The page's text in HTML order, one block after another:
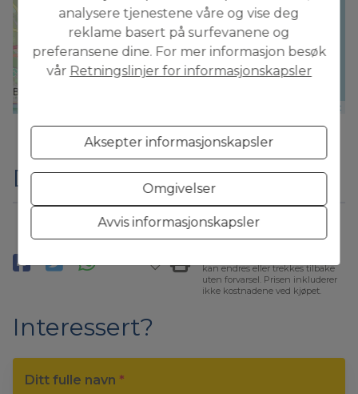
Leaflet
Dele
kan endres eller trekkes tilbake
uten forvarsel. Prisen inkluderer
ikke kostnadene ved kjøpet.
Interessert?
Ditt fulle navn *
analysere tjenestene våre og vise deg
reklame basert på surfevanene og
preferansene dine. For mer informasjon besøk
vår Retningslinjer for informasjonskapsler
Aksepter informasjonskapsler
Omgivelser
Avvis informasjonskapsler